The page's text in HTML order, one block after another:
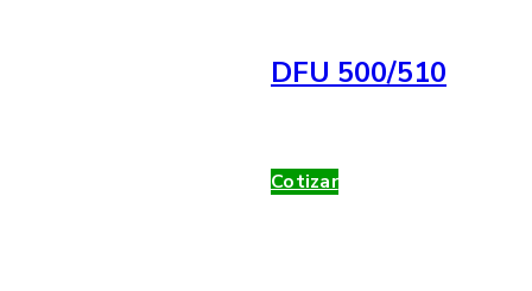
DFU 500/510
Cotizar